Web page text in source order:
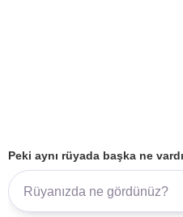
Peki aynı rüyada başka ne